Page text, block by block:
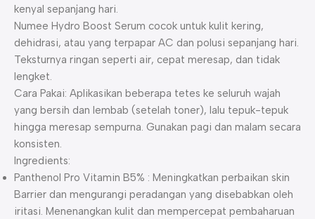
kenyal sepanjang hari.
Numee Hydro Boost Serum cocok untuk kulit kering,
dehidrasi, atau yang terpapar AC dan polusi sepanjang hari.
Teksturnya ringan seperti air, cepat meresap, dan tidak
lengket.
Cara Pakai: Aplikasikan beberapa tetes ke seluruh wajah
yang bersih dan lembab (setelah toner), lalu tepuk-tepuk
hingga meresap sempurna. Gunakan pagi dan malam secara
konsisten.
Ingredients:
Panthenol Pro Vitamin B5% : Meningkatkan perbaikan skin
Barrier dan mengurangi peradangan yang disebabkan oleh
iritasi. Menenangkan kulit dan mempercepat pembaharuan